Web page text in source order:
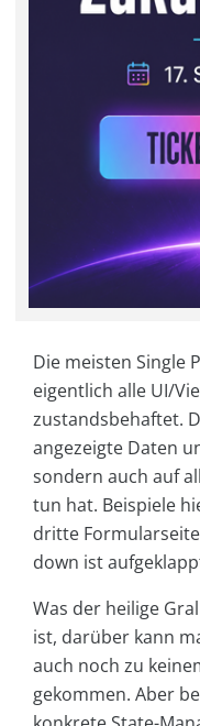
Die meisten Single
eigentlich alle UI/
zustandsbehaftet.
angezeigte Daten
sondern auch auf
tun hat. Beispiele
dritte
down ist
Was der heilige
ist, darüber kann
auch noch zu
gekommen. Aber